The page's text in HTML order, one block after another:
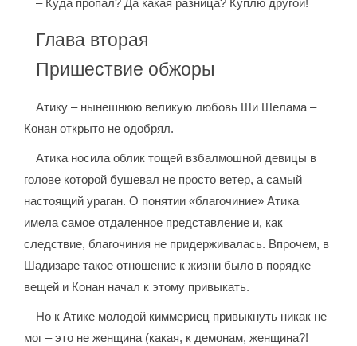
– Куда пропал? Да какая разница? Куплю другой!
Глава вторая
Пришествие обжоры
Атику – нынешнюю великую любовь Ши Шелама –
Конан открыто не одобрял.
Атика носила облик тощей взбалмошной девицы в
голове которой бушевал не просто ветер, а самый
настоящий ураган. О понятии «благочиние» Атика
имела самое отдаленное представление и, как
следствие, благочиния не придерживалась. Впрочем, в
Шадизаре такое отношение к жизни было в порядке
вещей и Конан начал к этому привыкать.
Но к Атике молодой киммериец привыкнуть никак не
мог – это не женщина (какая, к демонам, женщина?!